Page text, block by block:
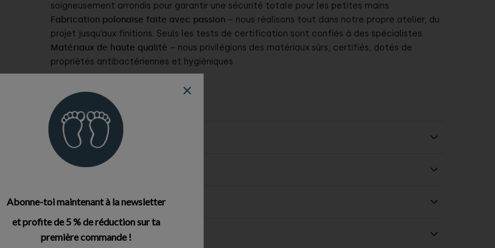
soigneusement arrondis pour garantir une sécurité totale pour les petites mains.
Fabrication polonaise faite avec passion – nous réalisons tout dans notre propre atelier, du
projet jusqu’aux finitions. Seuls les tests de certification sont confiés à des spécialistes.
Matériaux de haute qualité – nous privilégions des matériaux sûrs, certifiés, dotés de
propriétés antibactériennes et hygiéniques.
DIMENSIONS
DESCRIPTION DU PRODUIT
SÉCURITÉ
FRAIS DE LIVRAISON
Abonne-toi maintenant à la newsletter
et profite de 5 % de réduction sur ta
première commande !